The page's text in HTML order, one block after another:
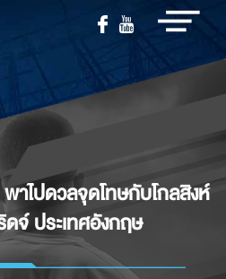
าไปดวลจุดโทษกับโกลสิงห์
จ์ ประเทศอังกฤษ